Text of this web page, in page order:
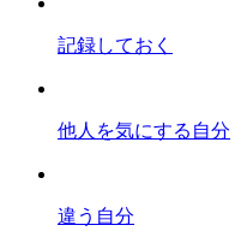
記録しておく
他人を気にする自分
違う自分